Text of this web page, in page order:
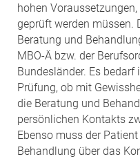
hohen
geprüft werden müssen.
Beratung und
MBO-Ä bzw. der
Bundesländer. Es
Prüfung, ob mit
die Beratung und
persönlichen Kontakts
Ebenso muss der
Behandlung über das